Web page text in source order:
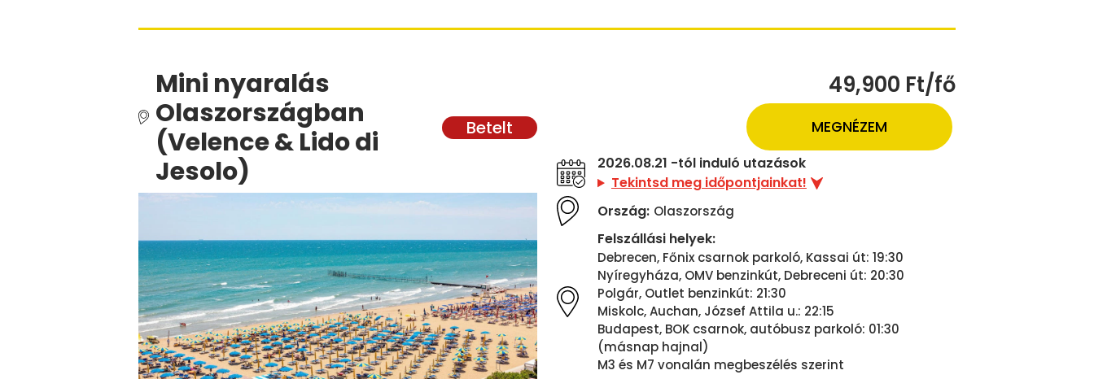
Mini nyaralás
Olaszországban
(Velence & Lido di
Jesolo)
49,900 Ft/fő
MEGNÉZEM
2026.08.21 -tól induló utazások
Tekintsd meg időpontjainkat!
Ország: Olaszország
Felszállási helyek:
Debrecen, Főnix csarnok parkoló, Kassai út: 19:30
Nyíregyháza, OMV benzinkút, Debreceni út: 20:30
Polgár, Outlet benzinkút: 21:30
Miskolc, Auchan, József Attila u.: 22:15
Budapest, BOK csarnok, autóbusz parkoló: 01:30
(másnap hajnal)
M3 és M7 vonalán megbeszélés szerint